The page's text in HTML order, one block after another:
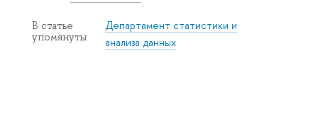
В статье
упомянуты
Департамент статистики и
анализа данных